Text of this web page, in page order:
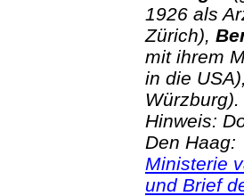
1926 als
Zürich),
mit ihrem
in die
Hinweis:
Den Haag:
Ministerie
und Brief